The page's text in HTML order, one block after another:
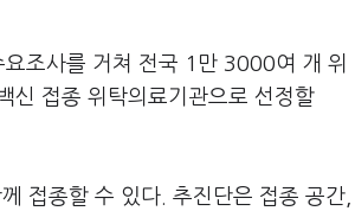
조사를 거쳐 전국 1만 3000여 개 위
신 접종 위탁의료기관으로 선정할
접종할 수 있다. 추진단은 접종 공간,